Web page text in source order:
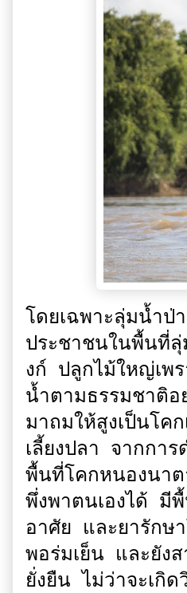
โดยเฉพาะลุ่มน้ำป่
ประชาชนในพื้นที่ลุ่
งก์ ปลูกไม้ใหญ่เพ
น้ำตามธรรมชาติ
มาถมให้สูงเป็นโค
เลี้ยงปลา จากกา
พื้นที่โคกหนองนา
พึ่งพาตนเองได้ มี
อาศัย และยารัก
พอร่มเย็น และยัง
ยั่งยืน ไม่ว่าจะเกิ